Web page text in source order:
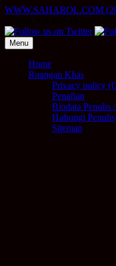
Skip
content
WWW.SAHAROL.COM
Menu
Home
Ruangan Khas
Privacy policy
Penafian
Biodata Penulis
Hubungi Penulis
Sitemap